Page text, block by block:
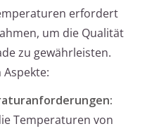
erfordert
um die Qualität
zu gewährleisten.
Temperaturen von